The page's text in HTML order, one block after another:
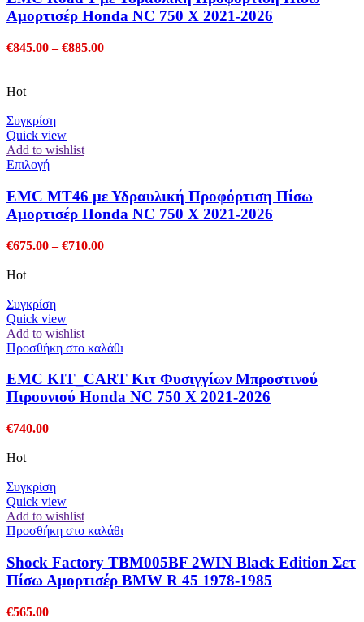
έχει
πολλαπλές
Οι
στη
σελίδα
του
προϊόντος
Αμορτισέρ Honda NC 750 X 2021-2026
€845.00 – €885.00Price
Hot
Συγκρίση
Quick view
Add to wishlist
ΕπιλογήΑυτό
προϊόν
έχει
πολλαπλές
Οι
επιλεγούν
στη
σελίδα
του
EMC MT46 με Υδραυλική Προφόρτιση Πίσω
Αμορτισέρ Honda NC 750 X 2021-2026
€675.00 – €710.00Price
Hot
Συγκρίση
Quick view
Add to wishlist
Προσθήκη στο καλάθι
EMC KIT_CART Κιτ Φυσιγγίων Μπροστινού
Πιρουνιού Honda NC 750 X 2021-2026
€740.00
Hot
Συγκρίση
Quick view
Add to wishlist
Προσθήκη στο καλάθι
Shock Factory TBM005BF 2WIN Black Edition Σετ
Πίσω Αμορτισέρ BMW R 45 1978-1985
€565.00